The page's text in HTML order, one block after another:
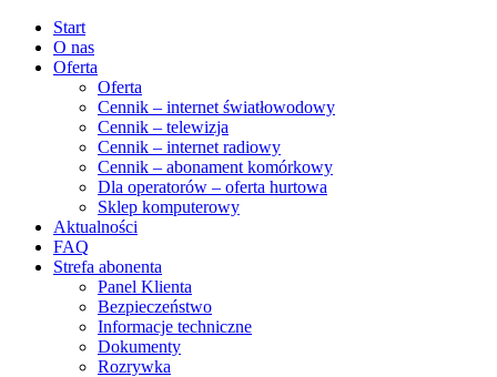
Start
O nas
Oferta
Oferta
Cennik – internet światłowodowy
Cennik – telewizja
Cennik – internet radiowy
Cennik – abonament komórkowy
Dla operatorów – oferta hurtowa
Sklep komputerowy
Aktualności
FAQ
Strefa abonenta
Panel Klienta
Bezpieczeństwo
Informacje techniczne
Dokumenty
Rozrywka